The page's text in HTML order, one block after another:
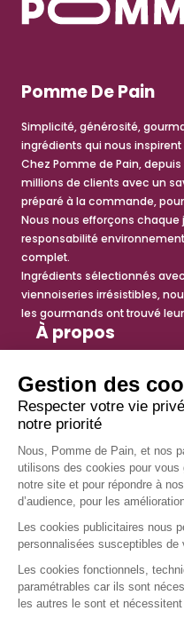
Pomme De Pain
Simplicité, générosité,
ingrédients qui nous inspirent
Chez Pomme de Pain,
millions de clients avec un
préparé à la commande,
Nous nous efforçons chaque
responsabilité
complet.
Ingrédients sélectionnés
viennoiseries irrésistibles,
les gourmands ont trouvé
À propos
Engagements
Espace presse
Actualités
Tips recettes
anti-gaspi
Services
Trouver un restaurant
Fidélité
Offre de groupe
Nous contacter